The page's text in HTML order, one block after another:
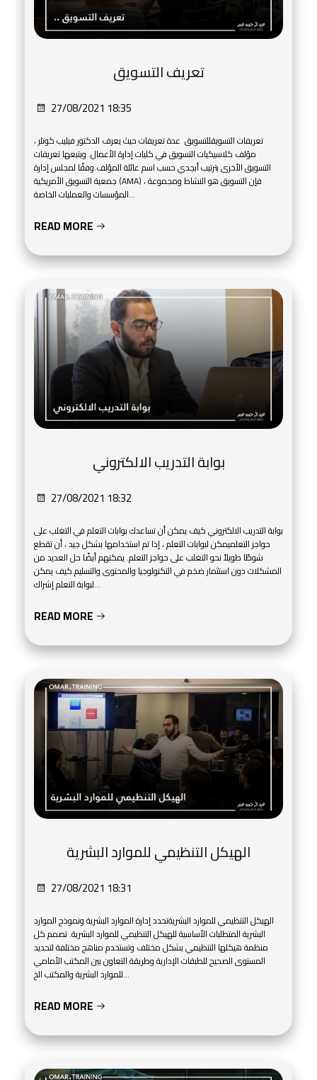
تعريف التسويق
27/08/2021 18:35
تعريفات التسويقللتسويق عدة تعريفات حيث يعرف الدكتور فيليب كوتلر ،
مؤلف كلاسيكيات التسويق في كليات إدارة الأعمال. ويتبعها تعريفات
التسويق الأخرى بترتيب أبجدي حسب اسم عائلة المؤلف.وفقًا لمجلس إدارة
جمعية التسويق الأمريكية (AMA) ، فإن التسويق هو النشاط ومجموعة
المؤسسات والعمليات الخاصة...
READ MORE
بوابة التدريب الالكتروني
27/08/2021 18:32
بوابة التدريب الالكتروني كيف يمكن أن تساعدك بوابات التعلم في التغلب على
حواجز التعلميمكن لبوابات التعلم ، إذا تم استخدامها بشكل جيد ، أن تقطع
شوطًا طويلاً نحو التغلب على حواجز التعلم. يمكنهم أيضًا حل العديد من
المشكلات دون استثمار ضخم في التكنولوجيا والمحتوى والتسليم.كيف يمكن
لبوابة التعلم إشراك...
READ MORE
الهيكل التنظيمي للموارد البشرية
27/08/2021 18:31
الهيكل التنظيمي للموارد البشريةتحدد إدارة الموارد البشرية ونموذج الموارد
البشرية المتطلبات الأساسية للهيكل التنظيمي للموارد البشرية. تصمم كل
منظمة هيكلها التنظيمي بشكل مختلف وتستخدم مناهج مختلفة لتحديد
المستوى الصحيح للطبقات الإدارية وطريقة التعاون بين المكتب الأمامي
للموارد البشرية والمكتب الخ...
READ MORE